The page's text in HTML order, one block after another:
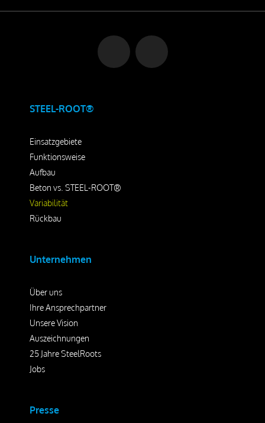
STEEL-ROOT®
Einsatzgebiete
Funktionsweise
Aufbau
Beton vs. STEEL-ROOT®
Variabilität
Rückbau
Unternehmen
Über uns
Ihre Ansprechpartner
Unsere Vision
Auszeichnungen
25 Jahre SteelRoots
Jobs
Presse